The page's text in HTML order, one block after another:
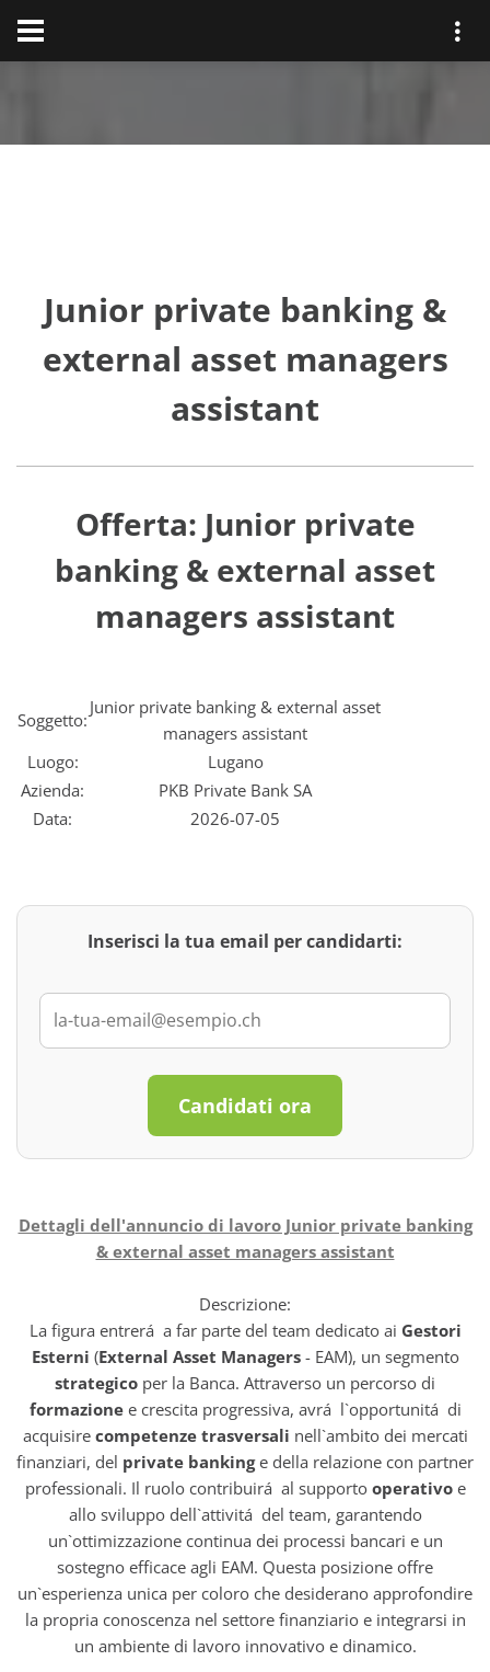
Junior private banking &
external asset managers
assistant
Offerta: Junior private
banking & external asset
managers assistant
Soggetto:
Junior private banking & external asset
managers assistant
Luogo:
Lugano
Azienda:
PKB Private Bank SA
Data:
2026-07-05
Inserisci la tua email per candidarti:
Candidati ora
Dettagli dell'annuncio di lavoro Junior private banking
& external asset managers assistant
Descrizione:
La figura entrerá a far parte del team dedicato ai Gestori
Esterni (External Asset Managers- EAM), un segmento
strategico per la Banca. Attraverso un percorso di
formazionee crescita progressiva, avrá l`opportunitá di
acquisire competenze trasversali nell`ambito dei mercati
finanziari, del private bankinge della relazione con partner
professionali. Il ruolo contribuirá al supporto operativoe
allo sviluppo dell`attivitá del team, garantendo
un`ottimizzazione continua dei processi bancari e un
sostegno efficace agli EAM. Questa posizione offre
un`esperienza unica per coloro che desiderano approfondire
la propria conoscenza nel settore finanziario e integrarsi in
un ambiente di lavoro innovativo e dinamico.